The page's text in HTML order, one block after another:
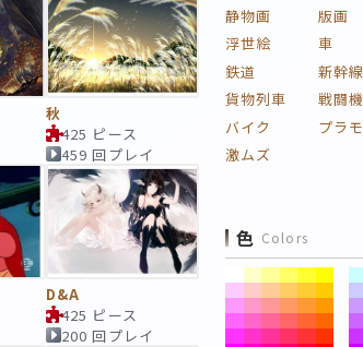
秋
425 ピース
459 回プレイ
D&A
425 ピース
200 回プレイ
静物画
版画
浮世絵
車
鉄道
新幹線
貨物列車
戦闘機
バイク
プラ
激ムズ
色 Colors